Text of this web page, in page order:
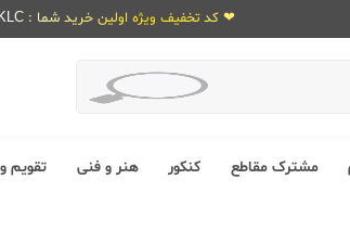
❤ کد تخفیف ویژه اولین خرید شما : KLC ❤
مشترک مقاطع کنکور هنر و فنی تقویم